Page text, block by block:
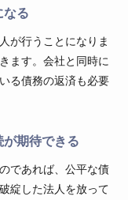
なる
が行うことになりま
ます。会社と同時に
る債務の返済も必要
が期待できる
であれば、公平な債
綻した法人を放って